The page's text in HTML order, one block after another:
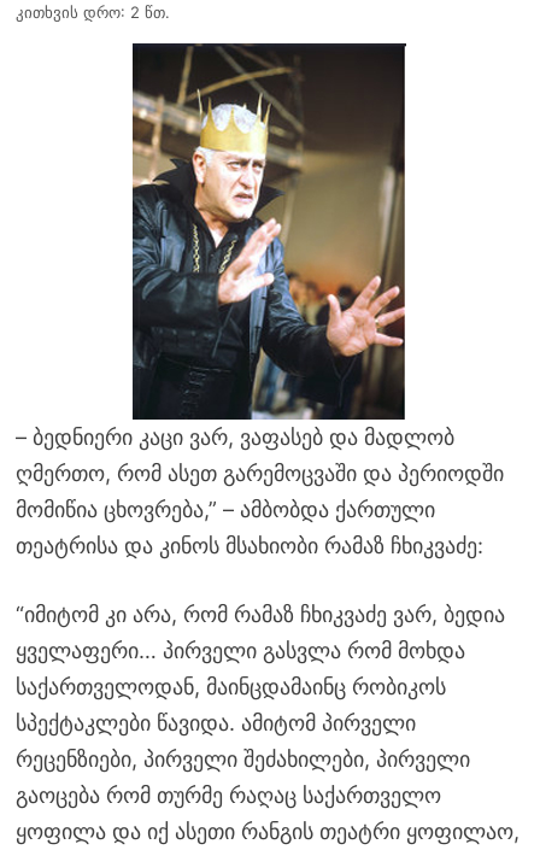
კითხვის დრო: 2 წთ.
– ბედნიერი კაცი ვარ, ვაფასებ და მადლობ
ღმერთო, რომ ასეთ გარემოცვაში და პერიოდში
მომიწია ცხოვრება,” – ამბობდა ქართული
თეატრისა და კინოს მსახიობი რამაზ ჩხიკვაძე:
“იმიტომ კი არა, რომ რამაზ ჩხიკვაძე ვარ, ბედია
ყველაფერი… პირველი გასვლა რომ მოხდა
საქართველოდან, მაინცდამაინც რობიკოს
სპექტაკლები წავიდა. ამიტომ პირველი
რეცენზიები, პირველი შეძახილები, პირველი
გაოცება რომ თურმე რაღაც საქართველო
ყოფილა და იქ ასეთი რანგის თეატრი ყოფილაო,